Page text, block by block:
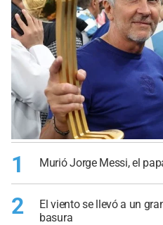
1 Murió Jorge Messi, el
2
El viento se llevó a un
basura